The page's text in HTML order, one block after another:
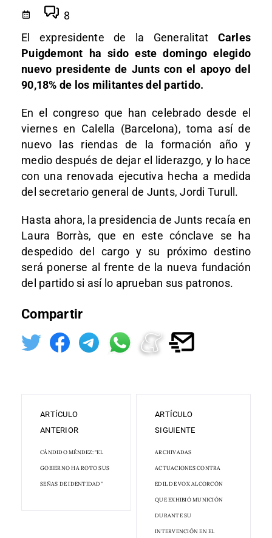
8
El expresidente de la Generalitat Carles
Puigdemont ha sido este domingo elegido
nuevo presidente de Junts con el apoyo del
90,18% de los militantes del partido.
En el congreso que han celebrado desde el
viernes en Calella (Barcelona), toma así de
nuevo las riendas de la formación año y
medio después de dejar el liderazgo, y lo hace
con una renovada ejecutiva hecha a medida
del secretario general de Junts, Jordi Turull.
Hasta ahora, la presidencia de Junts recaía en
Laura Borràs, que en este cónclave se ha
despedido del cargo y su próximo destino
será ponerse al frente de la nueva fundación
del partido si así lo aprueban sus patronos.
Compartir
ARTÍCULO
ANTERIOR
CÁNDIDO MÉNDEZ: "EL
GOBIERNO HA ROTO SUS
SEÑAS DE IDENTIDAD"
ARTÍCULO
SIGUIENTE
ARCHIVADAS
ACTUACIONES CONTRA
EDIL DE VOX ALCORCÓN
QUE EXHIBIÓ MUNICIÓN
DURANTE SU
INTERVENCIÓN EN EL